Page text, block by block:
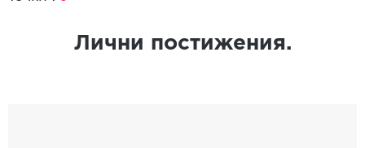
Лични постижения.